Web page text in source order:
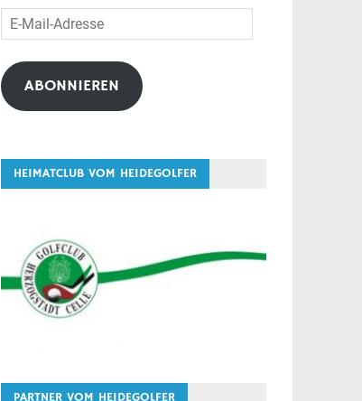
E-
Mail-
Adresse
ABONNIEREN
HEIMATCLUB VOM HEIDEGOLFER
PARTNER VOM HEIDEGOLFER